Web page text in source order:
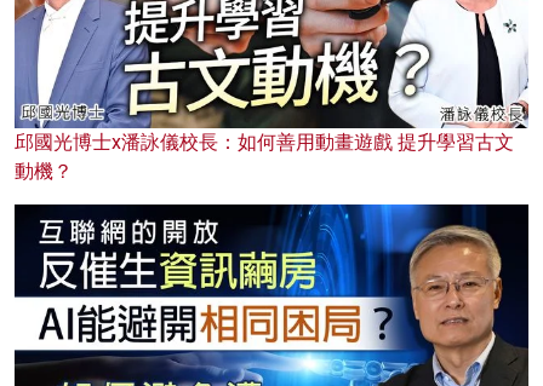
邱國光博士x潘詠儀校長：如何善用動畫遊戲 提升學習古文
動機？